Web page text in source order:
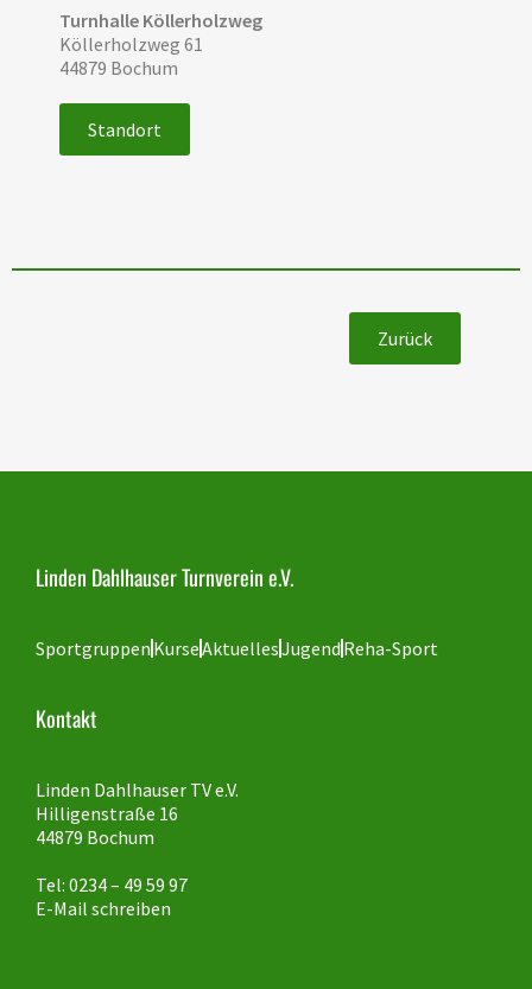
Turnhalle Köllerholzweg
Köllerholzweg 61
44879 Bochum
Standort
Zurück
Linden Dahlhauser Turnverein e.V.
Sportgruppen KurseAktuellesJugend Reha-Sport
Kontakt
Linden Dahlhauser TV e.V.
Hilligenstraße 16
44879 Bochum
Tel: 0234 – 49 59 97
E-Mail schreiben